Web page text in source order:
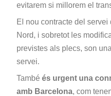
evitarem si millorem el
El nou contracte del
Nord, i sobretot les
previstes als plecs, son
servei.
Tambéés urgent una
amb Barcelona, com